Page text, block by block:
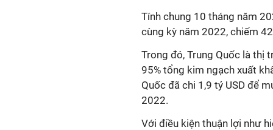
Tính chung 10 tháng năm
cùng kỳ năm 2022, chiếm
Trong đó, Trung Quốc là thị
95% tổng kim ngạch xuất
Quốc đã chi 1,9 tỷ USD để
2022.
Với điều kiện thuận lợi như